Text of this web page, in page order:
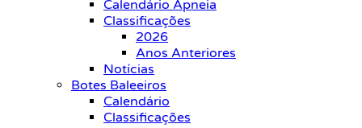
Calendário Apneia
Classificações
2026
Anos Anteriores
Notícias
Botes Baleeiros
Calendário
Classificações